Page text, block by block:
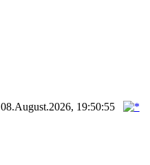
08.August.2026, 19:50:55